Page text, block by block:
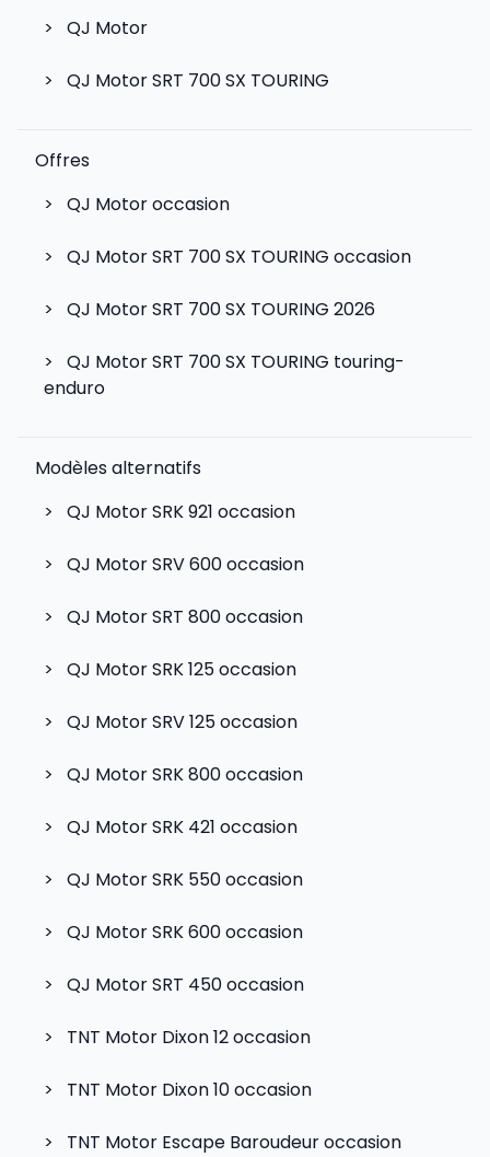
> QJ Motor
> QJ Motor SRT 700 SX TOURING
Offres
>
QJ Motor occasion
> QJ Motor SRT 700 SX TOURING occasion
> QJ Motor SRT 700 SX TOURING 2026
>
QJ Motor SRT 700 SX TOURING touring-
enduro
Modèles alternatifs
>
QJ Motor SRK 921 occasion
> QJ Motor SRV 600occasion
> QJ Motor SRT 800occasion
> QJ Motor SRK 125occasion
> QJ Motor SRV 125occasion
> QJ Motor SRK 800occasion
> QJ Motor SRK 421 occasion
> QJ Motor SRK 550occasion
> QJ Motor SRK 600occasion
> QJ Motor SRT 450occasion
> TNT Motor Dixon 12occasion
> TNT Motor Dixon 10occasion
> TNT Motor Escape Baroudeuroccasion